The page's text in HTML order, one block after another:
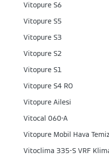
Vitopure S6
Vitopure S5
Vitopure S3
Vitopure S2
Vitopure S1
Vitopure S4 RO
Vitopure Ailesi
Vitocal 060-A
Vitopure Mobil Hava
Vitoclima 335-S VRF